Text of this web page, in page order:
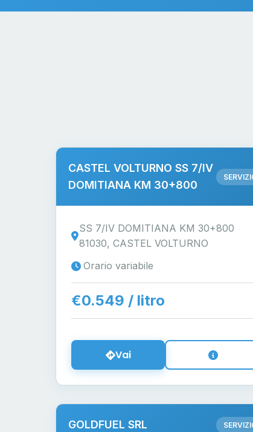
CASTEL VOLTURNO SS 7/IV
DOMITIANA KM 30+800
SS 7/IV DOMITIANA KM 30+800
81030, CASTEL VOLTURNO
Orario variabile
€0.549 / litro
Vai
GOLDFUEL SRL